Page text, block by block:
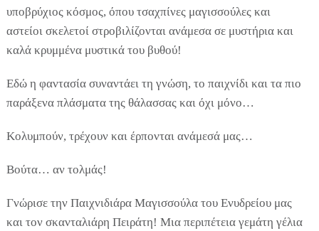
ΚΑΤΑΧΩΡΕΊΣΤΕ ΤΗΝ ΕΠΙΧΕΊΡΗΣΗ ΣΑΣ
Μείνετε ενημερωμένοι
Περιοδικό
υποβρύχιος κόσμος, όπου τσαχπίνες μαγισσούλες και
αστείοι σκελετοί στροβιλίζονται ανάμεσα σε μυστήρια και
καλά κρυμμένα μυστικά του βυθού!
Εδώ η φαντασία συναντάει τη γνώση, το παιχνίδι και τα πιο
παράξενα πλάσματα της θάλασσας και όχι μόνο…
Κολυμπούν, τρέχουν και έρπονται ανάμεσά μας…
Βούτα… αν τολμάς!
Γνώρισε την Παιχνιδιάρα Μαγισσούλα του Ενυδρείου μας
και τον σκανταλιάρη Πειράτη! Μια περιπέτεια γεμάτη γέλια